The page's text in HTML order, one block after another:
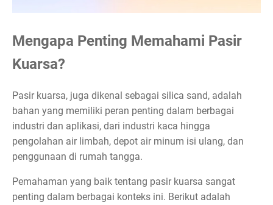
Mengapa Penting Memahami Pasir
Kuarsa?
Pasir kuarsa, juga dikenal sebagai silica sand, adalah
bahan yang memiliki peran penting dalam berbagai
industri dan aplikasi, dari industri kaca hingga
pengolahan air limbah, depot air minum isi ulang, dan
penggunaan di rumah tangga.
Pemahaman yang baik tentang pasir kuarsa sangat
penting dalam berbagai konteks ini. Berikut adalah